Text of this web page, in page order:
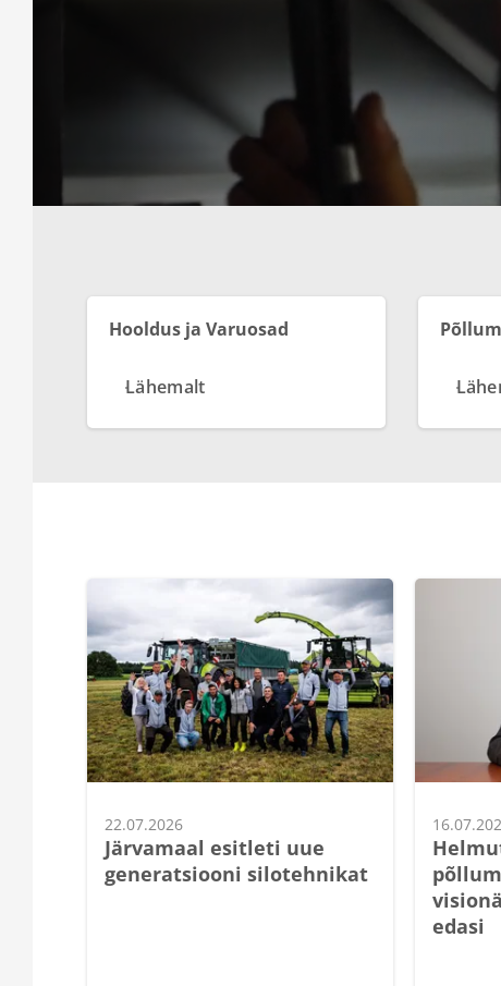
Hooldus ja Varuosad
Lähemalt
22.07.2026
Järvamaal esitleti uue
generatsiooni silotehnikat
edasi